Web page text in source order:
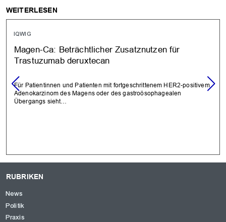
WEITERLESEN
IQWIG
Magen-Ca: Beträchtlicher Zusatznutzen für
Trastuzumab deruxtecan
Für Patientinnen und Patienten mit fortgeschrittenem HER2-positivem
Adenokarzinom des Magens oder des gastroösophagealen
Übergangs sieht…
RUBRIKEN
News
Politik
Praxis